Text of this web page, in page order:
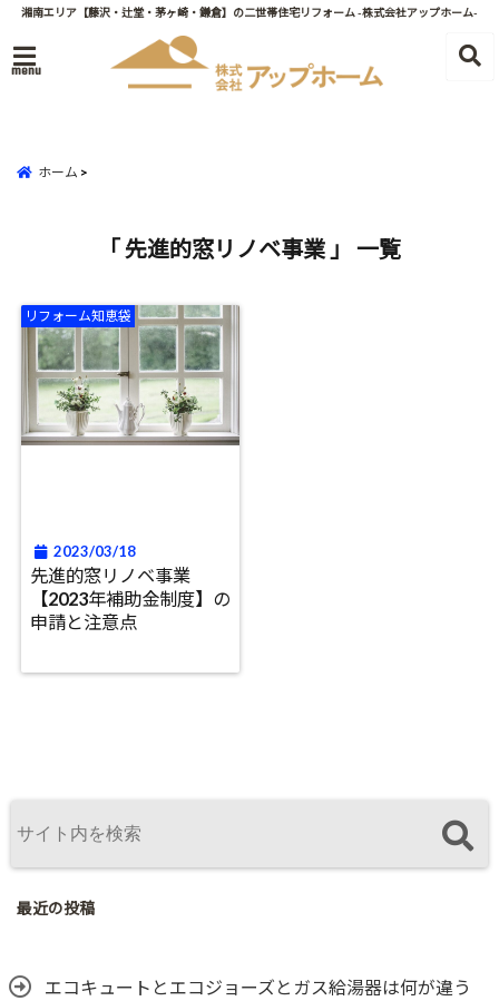
湘南エリア【藤沢・辻堂・茅ヶ崎・鎌倉】の二世帯住宅リフォーム -株式会社アップホーム-
menu
ホーム
「 先進的窓リノベ事業 」 一覧
リフォーム知恵袋
2023/03/18
先進的窓リノベ事業
【2023年補助金制度】の
申請と注意点
最近の投稿
エコキュートとエコジョーズとガス給湯器は何が違う